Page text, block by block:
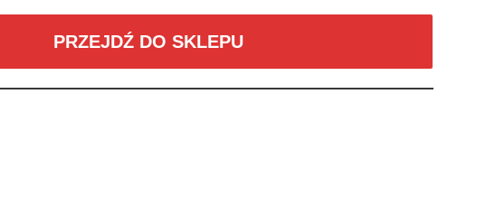
PRZEJDŹ DO SKLEPU